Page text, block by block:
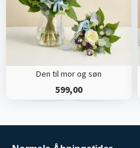
Den til mor og søn
599,00